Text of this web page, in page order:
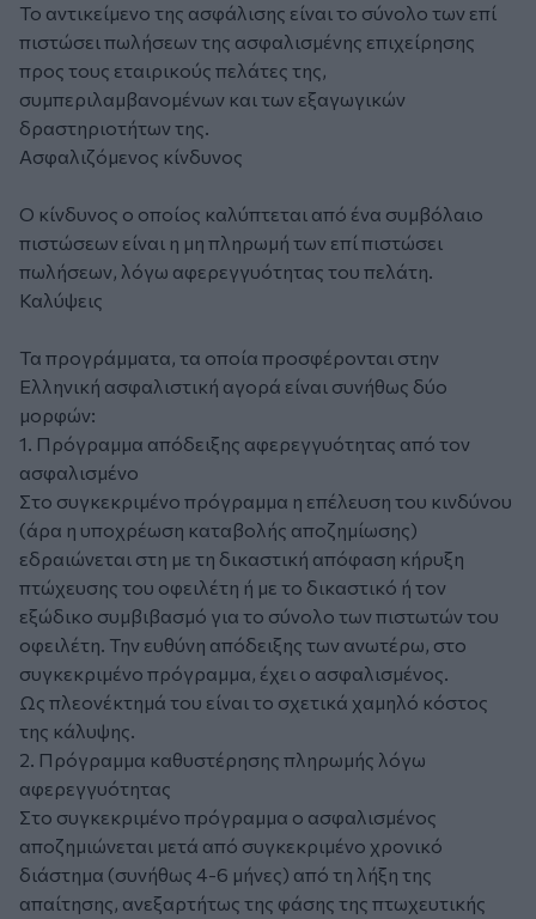
Το αντικείμενο της ασφάλισης είναι το σύνολο των επί
πιστώσει πωλήσεων της ασφαλισμένης επιχείρησης
προς τους εταιρικούς πελάτες της,
συμπεριλαμβανομένων και των εξαγωγικών
δραστηριοτήτων της.
Ασφαλιζόμενος κίνδυνος
Ο κίνδυνος ο οποίος καλύπτεται από ένα συμβόλαιο
πιστώσεων είναι η μη πληρωμή των επί πιστώσει
πωλήσεων, λόγω αφερεγγυότητας του πελάτη.
Καλύψεις
Τα προγράμματα, τα οποία προσφέρονται στην
Ελληνική ασφαλιστική αγορά είναι συνήθως δύο
μορφών:
1. Πρόγραμμα απόδειξης αφερεγγυότητας από τον
ασφαλισμένο
Στο συγκεκριμένο πρόγραμμα η επέλευση του κινδύνου
(άρα η υποχρέωση καταβολής αποζημίωσης)
εδραιώνεται στη με τη δικαστική απόφαση κήρυξη
πτώχευσης του οφειλέτη ή με το δικαστικό ή τον
εξώδικο συμβιβασμό για το σύνολο των πιστωτών του
οφειλέτη. Την ευθύνη απόδειξης των ανωτέρω, στο
συγκεκριμένο πρόγραμμα, έχει ο ασφαλισμένος.
Ως πλεονέκτημά του είναι το σχετικά χαμηλό κόστος
της κάλυψης.
2. Πρόγραμμα καθυστέρησης πληρωμής λόγω
αφερεγγυότητας
Στο συγκεκριμένο πρόγραμμα ο ασφαλισμένος
αποζημιώνεται μετά από συγκεκριμένο χρονικό
διάστημα (συνήθως 4-6 μήνες) από τη λήξη της
απαίτησης, ανεξαρτήτως της φάσης της πτωχευτικής